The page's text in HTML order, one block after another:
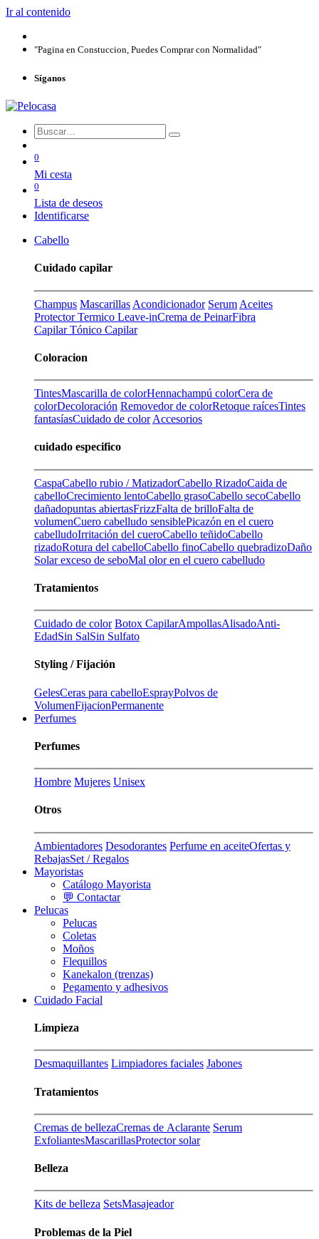
Ir al contenido
"Pagina en Constuccion, Puedes Comprar con Normalidad"
Síganos
0
Mi cesta
0
Lista de deseos
Identificarse
Cabello
Cuidado capilar
Champus Mascarillas Acondicionador Serum Aceites
Protector Termico Leave-inCrema de PeinarFibra
CapilarTónico Capilar
Coloracion
TintesMascarilla de colorHennachampú colorCera de
colorDecoloración Removedor de colorRetoque raícesTintes
fantasíasCuidado de color Accesorios
cuidado especifico
CaspaCabello rubio / MatizadorCabello RizadoCaida de
cabelloCrecimiento lentoCabello grasoCabello secoCabello
dañadopuntas abiertasFrizzFalta de brilloFalta de
volumenCuero cabelludo sensiblePicazón en el cuero
cabelludoIrritación del cueroCabello teñidoCabello
rizadoRotura del cabelloCabello finoCabello quebradizoDaño
Solarexceso de seboMal olor en el cuero cabelludo
Tratamientos
Cuidado de color Botox CapilarAmpollasAlisadoAnti-
EdadSin SalSin Sulfato
Styling / Fijación
GelesCeras para cabelloEsprayPolvos de
VolumenFijacionPermanente
Perfumes
Perfumes
Hombre Mujeres Unisex
Otros
Ambientadores Desodorantes Perfume en aceiteOfertas y
RebajasSet / Regalos
Mayoristas
Catálogo Mayorista
💬 Contactar
Pelucas
Pelucas
Coletas
Moños
Flequillos
Kanekalon (trenzas)
Pegamento y adhesivos
Cuidado Facial
Limpieza
Desmaquillantes Limpiadores faciales Jabones
Tratamientos
Cremas de bellezaCremas de Aclarante Serum
ExfoliantesMascarillasProtector solar
Belleza
Kits de belleza SetsMasajeador
Problemas de la Piel